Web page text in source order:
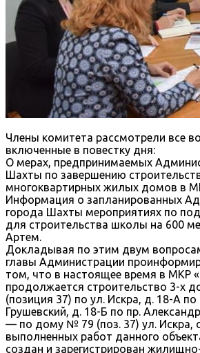
Члены комитета рассмотрели все
включенные в повестку дня:
О мерах, предпринимаемых
Шахты по завершению
многоквартирных жилых домов в
Информация о запланированных
города Шахты мероприятиях по
для строительства школы на 600
Артем.
Докладывая по этим двум
главы Администрации
том, что в настоящее время в МКР
продолжается строительство 3-х
(позиция 37) по ул. Искра, д. 18-А
Грушевский, д. 18-Б по пр.
— по дому № 79 (поз. 37) ул. Искра,
выполненных работ данного
создан и зарегистрирован